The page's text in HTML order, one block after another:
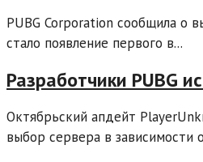
PUBG Corporation сообщила о
стало появление первого в...
Разработчики PUBG
Октябрьский апдейт
выбор сервера в зависимости